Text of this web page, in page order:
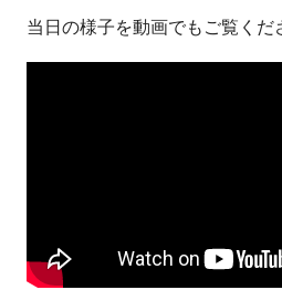
当日の様子を動画でもご覧くだ